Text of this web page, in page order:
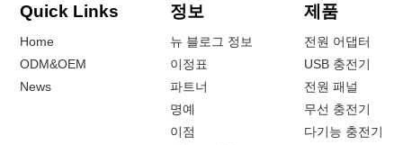
Quick Links
Home
ODM&OEM
News
정보
뉴 블로그 정보
이정표
파트너
명예
이점
제품
전원 어댑터
USB 충전기
전원 패널
무선 충전기
다기능 충전기